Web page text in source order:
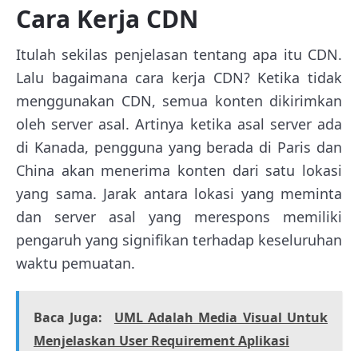
Cara Kerja CDN
Itulah sekilas penjelasan tentang apa itu CDN.
Lalu bagaimana cara kerja CDN? Ketika tidak
menggunakan CDN, semua konten dikirimkan
oleh server asal. Artinya ketika asal server ada
di Kanada, pengguna yang berada di Paris dan
China akan menerima konten dari satu lokasi
yang sama. Jarak antara lokasi yang meminta
dan server asal yang merespons memiliki
pengaruh yang signifikan terhadap keseluruhan
waktu pemuatan.
Baca Juga:
UML Adalah Media Visual Untuk
Menjelaskan User Requirement Aplikasi